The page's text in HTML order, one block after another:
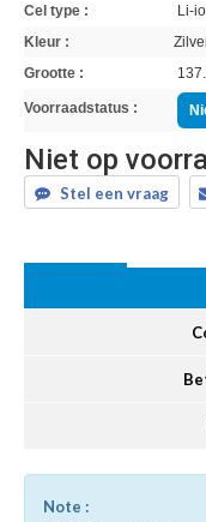
Cel type :
Li-
Kleur :
Grootte :
Voorraadstatus :
Niet op
Stel een vraag
Note :